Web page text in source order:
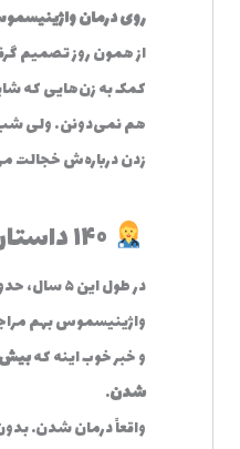
روی درمان
از همون روز تصمیم
کمک به زن‌هایی که
هم نمی‌دونن… ولی
زدن درباره‌ش
در طول این ۵ سال، حدود
واژینیسموس بهم
و خبر خوب اینه که
شدن.
واقعاً درمان شدن.